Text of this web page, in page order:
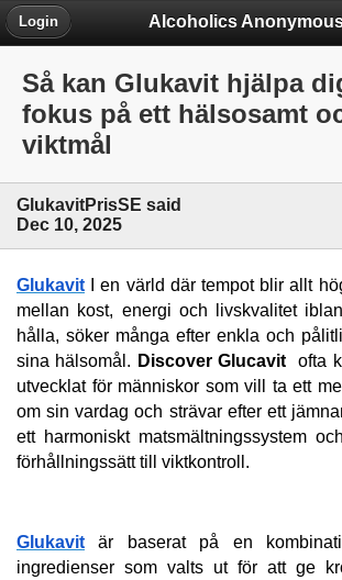
Alcoholics
Login
Så kan Glukavit hjälpa
fokus på ett hälsosamt
viktmål
GlukavitPrisSE said
Dec 10, 2025
Glukavit I en värld där tempot blir allt
mellan kost, energi och livskvalitet
hålla, söker många efter enkla och
sina hälsomål. Discover Glucavit
ofta
utvecklat för människor som vill ta ett
om sin vardag och strävar efter ett
ett harmoniskt matsmältningssystem
förhållningssätt till viktkontroll.
Glukavit är baserat på en
ingredienser som valts ut för att ge